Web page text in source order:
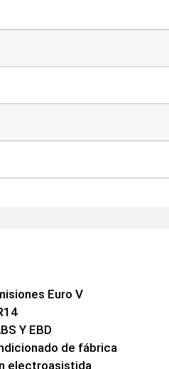
Euro V
Y EBD
de fábrica
electroasistida